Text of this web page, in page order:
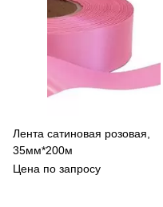
Под заказ
Лента сатиновая розовая,
35мм*200м
Цена по запросу